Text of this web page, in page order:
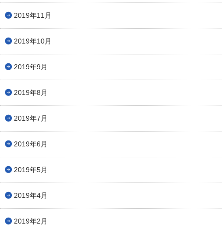
2019年11月
2019年10月
2019年9月
2019年8月
2019年7月
2019年6月
2019年5月
2019年4月
2019年2月